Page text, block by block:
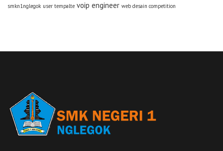
smkn1nglegok user tempalte voip engineer web desain competition